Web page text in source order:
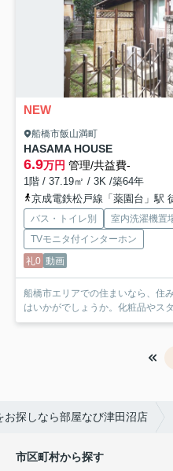
NEW
船橋市飯山満町
HASAMA HOUSE
6.9万円 管理/共益費-
1階 / 37.19㎡ / 3K /築64年
京成電鉄松戸線「薬園台」駅
バス・トイレ別 室内洗濯機置
TVモニタ付インターホン
礼0 動画
船橋市エリアでの住まいなら、住
はいかがでしょうか。化粧品やス
探しなら部屋なび津田沼店
市区町村から探す